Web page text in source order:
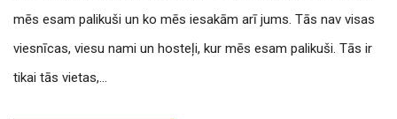
mēs esam palikuši un ko mēs iesakām arī jums. Tās nav visas
viesnīcas, viesu nami un hosteļi, kur mēs esam palikuši. Tās ir
tikai tās vietas,…